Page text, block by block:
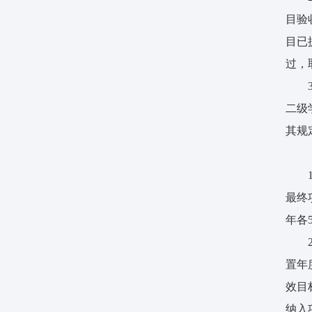
目
目
过，
二级
其规
最终
年各
置年
效目
纳入